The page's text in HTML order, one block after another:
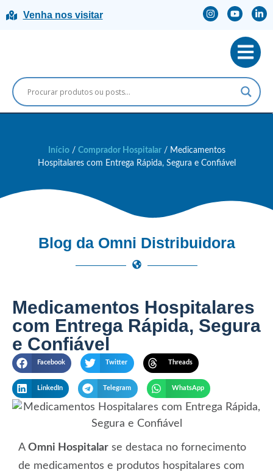
Venha nos visitar
Início/ Comprador Hospitalar/ Medicamentos
Hospitalares com Entrega Rápida, Segura e Confiável
Blog da Omni Distribuidora
Medicamentos Hospitalares
com Entrega Rápida, Segura
e Confiável
Facebook Twitter Threads
LinkedIn Telegram WhatsApp
A Omni Hospitalar se destaca no fornecimento
de medicamentos e produtos hospitalares com